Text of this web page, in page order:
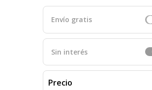
Envío gratis
Sin interés
Precio